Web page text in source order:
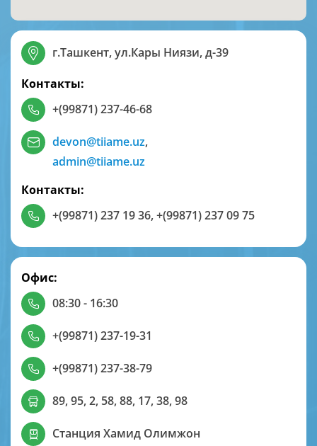
г.Ташкент, ул.Кары Ниязи, д-39
Контакты:
+(99871) 237-46-68
devon@tiiame.uz,
admin@tiiame.uz
Контакты:
+(99871) 237 19 36,+(99871) 237 09 75
Офис:
08:30 - 16:30
+(99871) 237-19-31
+(99871) 237-38-79
89, 95, 2, 58, 88, 17, 38, 98
Станция Хамид Олимжон